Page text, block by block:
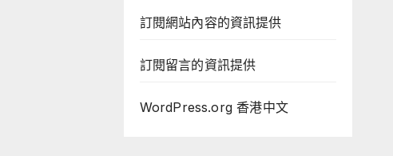
訂閱網站內容的資訊提供
訂閱留言的資訊提供
WordPress.org 香港中文